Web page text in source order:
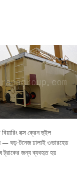
বক্স ক্রেন হুইল
— বড়-টনেজ ঢালাই ওভারহেড
ট্রাকের জন্য ব্যবহৃত হয়